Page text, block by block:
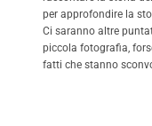
per approfondire la
Ci saranno altre
piccola fotografia,
fatti che stanno